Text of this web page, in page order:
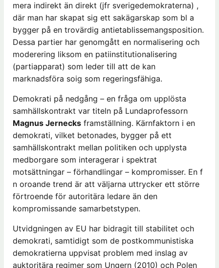
mera indirekt än direkt (jfr sverigedemokraterna) ,
där man har skapat sig ett sakägarskap som bl a
bygger på en trovärdig antietablissemangsposition.
Dessa partier har genomgått en normalisering och
moderering liksom en patiinstitutionalisering
(partiapparat) som leder till att de kan
marknadsföra soig som regeringsfähiga.
Demokrati på nedgång – en fråga om upplösta
samhällskontrakt var titeln på Lundaprofessorn
Magnus Jernecksframställning. Kärnfaktorn i en
demokrati, vilket betonades, bygger på ett
samhällskontrakt mellan politiken och upplysta
medborgare som interagerar i spektrat
motsättningar – förhandlingar – kompromisser. En f
n oroande trend är att väljarna uttrycker ett större
förtroende för autoritära ledare än den
kompromissande samarbetstypen.
Utvidgningen av EU har bidragit till stabilitet och
demokrati, samtidigt som de postkommunistiska
demokratierna uppvisat problem med inslag av
auktoritära regimer som Ungern (2010) och Polen